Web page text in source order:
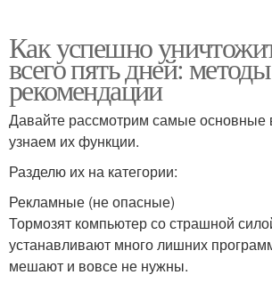
Как успешно
всего пять дней:
рекомендации
Давайте рассмотрим самые основные
узнаем их функции.
Разделю их на категории:
Рекламные (не опасные)
Тормозят компьютер со страшной
устанавливают много лишних
мешают и вовсе не нужны.